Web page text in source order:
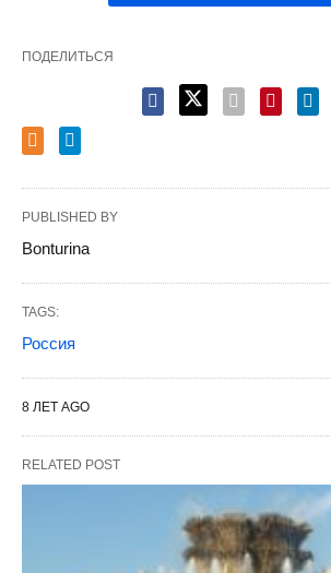
ПОДЕЛИТЬСЯ
PUBLISHED BY
Bonturina
TAGS:
Россия
8 ЛЕТ AGO
RELATED POST